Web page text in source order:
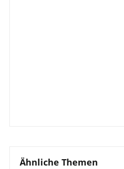
Ähnliche Themen